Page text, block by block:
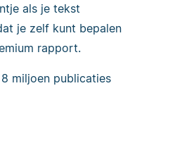
als je tekst
je zelf kunt bepalen
rapport.
miljoen publicaties